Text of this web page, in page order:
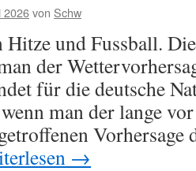
2026von Schw
und Fussball.
der
für die deutsche
man der lange
→